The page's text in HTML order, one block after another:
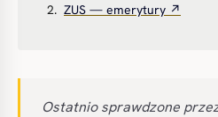
ZUS — emerytury ↗
Ostatnio sprawdzone